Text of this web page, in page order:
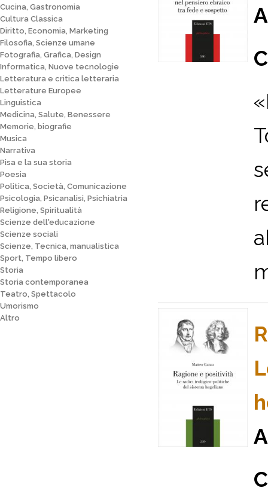
Cucina, Gastronomia
Cultura Classica
Diritto, Economia, Marketing
Filosofia, Scienze umane
Fotografia, Grafica, Design
Informatica, Nuove tecnologie
Letteratura e critica letteraria
Letterature Europee
Linguistica
Medicina, Salute, Benessere
Memorie, biografie
Musica
Narrativa
Pisa e la sua storia
Poesia
Politica, Società, Comunicazione
Psicologia, Psicanalisi, Psichiatria
Religione, Spiritualità
Scienze dell'educazione
Scienze sociali
Scienze, Tecnica, manualistica
Sport, Tempo libero
Storia
Storia contemporanea
Teatro, Spettacolo
Umorismo
Altro